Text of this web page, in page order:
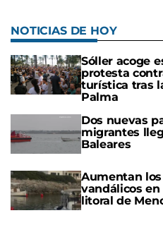
NOTICIAS DE HOY
Sóller acoge
protesta
turística tras
Palma
Dos nuevas
migrantes
Baleares
Aumentan
vandálicos
litoral de